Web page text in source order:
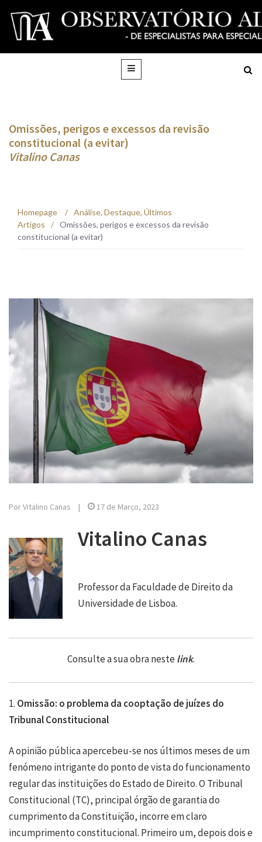
Omissões, perigos e excessos da revisão
constitucional (a evitar)
Vitalino Canas
Homepage / Análise, Destaque, Últimos
Artigos
/ Omissões, perigos e excessos da revisão
constitucional (a evitar)
Por Vitalino Canas | 17 de Março, 2023
Vitalino Canas
Professor da Faculdade de Direito da
Universidade de Lisboa.
Consulte a sua obra nestelink.
1. Omissão: o problema da cooptação de juízes do
Tribunal Constitucional
A opinião pública apercebeu-se nos últimos meses de um
fenómeno intrigante do ponto de vista do funcionamento
regular das instituições do Estado de Direito. O Tribunal
Constitucional (TC), principal órgão de garantia do
cumprimento da Constituição, incorre em claro
incumprimento constitucional. Primeiro um, depois dois e